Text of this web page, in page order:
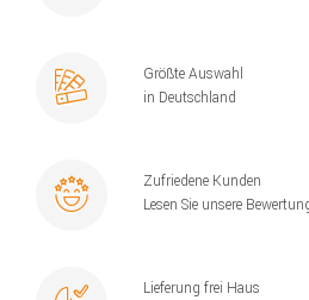
Größte Auswahl
in Deutschland
Zufriedene Kunden
Lesen Sie unsere
Lieferung frei Haus